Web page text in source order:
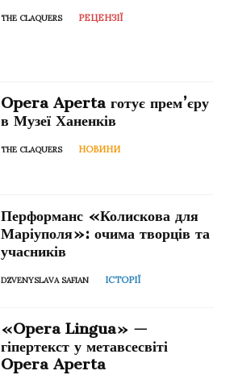
THE CLAQUERS РЕЦЕНЗІЇ
Opera Aperta готує прем’єру
в Музеї Ханенків
THE CLAQUERS НОВИНИ
Перформанс «Колискова для
Маріуполя»: очима творців та
учасників
DZVENYSLAVA SAFIAN ІСТОРІЇ
«Opera Lingua» —
гіпертекст у метавсесвіті
Opera Aperta